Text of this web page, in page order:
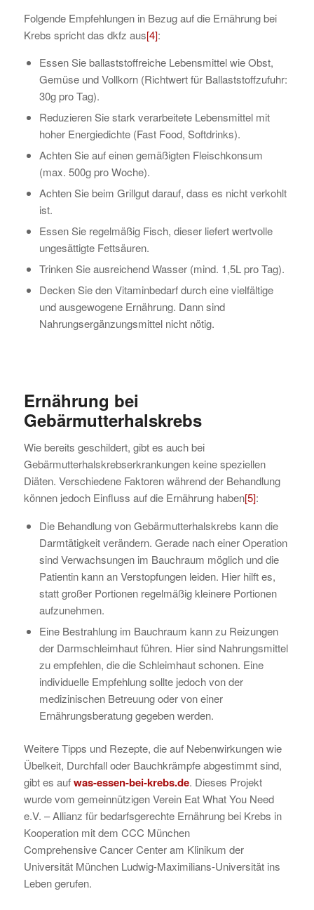
Folgende Empfehlungen in Bezug auf die Ernährung bei
Krebs spricht das dkfz aus[4]:
Essen Sie ballaststoffreiche Lebensmittel wie Obst,
Gemüse und Vollkorn (Richtwert für Ballaststoffzufuhr:
30g pro Tag).
Reduzieren Sie stark verarbeitete Lebensmittel mit
hoher Energiedichte (Fast Food, Softdrinks).
Achten Sie auf einen gemäßigten Fleischkonsum
(max. 500g pro Woche).
Achten Sie beim Grillgut darauf, dass es nicht verkohlt
ist.
Essen Sie regelmäßig Fisch, dieser liefert wertvolle
ungesättigte Fettsäuren.
Trinken Sie ausreichend Wasser (mind. 1,5L pro Tag).
Decken Sie den Vitaminbedarf durch eine vielfältige
und ausgewogene Ernährung. Dann sind
Nahrungsergänzungsmittel nicht nötig.
Ernährung bei
Gebärmutterhalskrebs
Wie bereits geschildert, gibt es auch bei
Gebärmutterhalskrebserkrankungen keine speziellen
Diäten. Verschiedene Faktoren während der Behandlung
können jedoch Einfluss auf die Ernährung haben[5]:
Die Behandlung von Gebärmutterhalskrebs kann die
Darmtätigkeit verändern. Gerade nach einer Operation
sind Verwachsungen im Bauchraum möglich und die
Patientin kann an Verstopfungen leiden. Hier hilft es,
statt großer Portionen regelmäßig kleinere Portionen
aufzunehmen.
Eine Bestrahlung im Bauchraum kann zu Reizungen
der Darmschleimhaut führen. Hier sind Nahrungsmittel
zu empfehlen, die die Schleimhaut schonen. Eine
individuelle Empfehlung sollte jedoch von der
medizinischen Betreuung oder von einer
Ernährungsberatung gegeben werden.
Weitere Tipps und Rezepte, die auf Nebenwirkungen wie
Übelkeit, Durchfall oder Bauchkrämpfe abgestimmt sind,
gibt es aufwas-essen-bei-krebs.de. Dieses Projekt
wurde vom gemeinnützigen Verein Eat What You Need
e.V. – Allianz für bedarfsgerechte Ernährung bei Krebs in
Kooperation mit dem CCC München
Comprehensive Cancer Center am Klinikum der
Universität München Ludwig-Maximilians-Universität ins
Leben gerufen.